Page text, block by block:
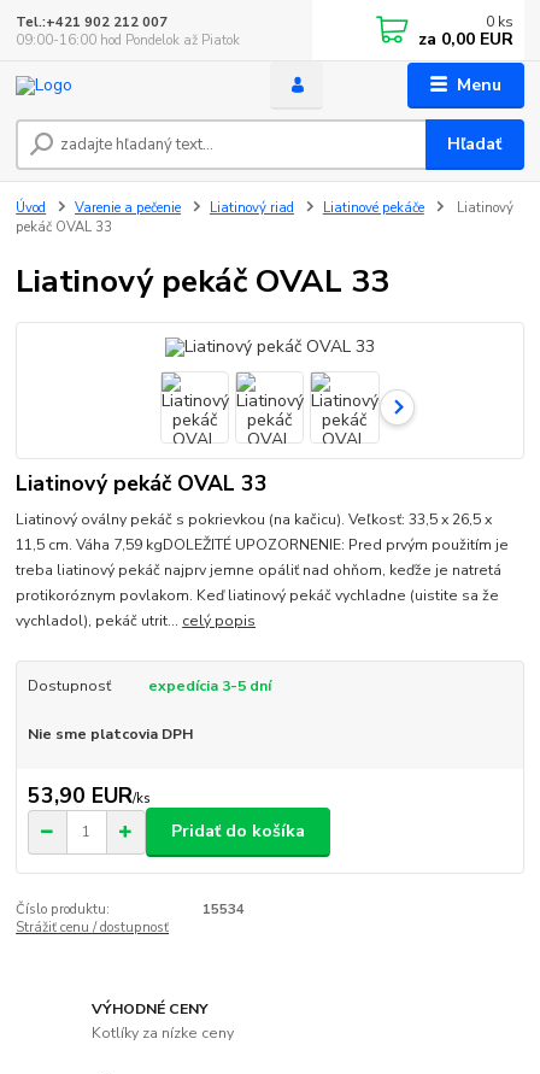
Menu
Hľadať
Tel.:+421 902 212 007
09:00-16:00 hod Pondelok až Piatok
0 ks
za 0,00 EUR
Úvod Varenie a pečenie Liatinový riad Liatinové pekáče
Liatinový
pekáč OVAL 33
Liatinový pekáč OVAL 33
Liatinový pekáč OVAL 33
Liatinový oválny pekáč s pokrievkou (na kačicu). Veľkosť: 33,5 x 26,5 x
11,5 cm. Váha 7,59 kgDOLEŽITÉ UPOZORNENIE: Pred prvým použitím je
treba liatinový pekáč najprv jemne opáliť nad ohňom, keďže je natretá
protikoróznym povlakom. Keď liatinový pekáč vychladne (uistite sa že
vychladol), pekáč utrit... celý popis
Dostupnosť expedícia 3-5 dní
Nie sme platcovia DPH
53,90 EUR/ks
Pridať do košíka
Číslo produktu:
15534
Strážiť cenu / dostupnosť
VÝHODNÉ CENY
Kotlíky za nízke ceny